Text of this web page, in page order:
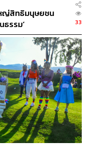
กข้อมูลเป็นภาพของ
วันที่ 17 มีนาคม
มัติของเครื่อง ดังนั้น
อมูลในช่วงวันที่ 17
. เพื่อเปิดดู แต่ก็ไม่พบ
จึงไม่ได้เก็บสำเนา
ตั้งข้อสังเกตถึง
กลับของกองทัพดัง
ณ์ของผู้นำกองทัพที่
ล้องวงจรปิดแล้ว
ญ่สิทธิมนุษยชน
ธรรม’
33